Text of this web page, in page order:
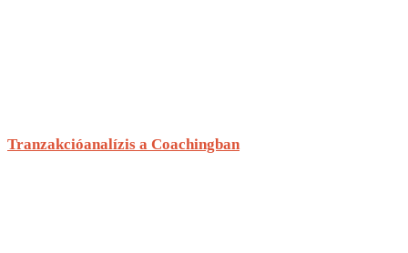
Tranzakcióanalízis a Coachingban